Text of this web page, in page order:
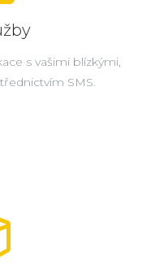
s vašimi blízkými,
SMS.